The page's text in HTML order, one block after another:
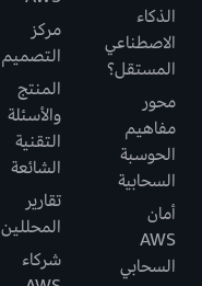
الذكاء
الاصطناعي
المستقل؟
محور
مفاهيم
الحوسبة
السحابية
أمان
AWS
السحابي
مركز
التصميم
المنتج
والأسئلة
التقنية
الشائعة
تقارير
المحللين
شركاء